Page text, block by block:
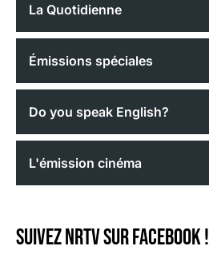
La Quotidienne
Émissions spéciales
Do you speak English?
L'émission cinéma
Suivez NRTV sur Facebook !